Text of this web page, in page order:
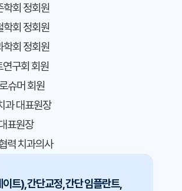
학회 정회원
학회 정회원
학회 정회원
연구회 회원
슈머 회원
과 대표원장
표원장
력 치과의사
트), 간단교정, 간단 임플란트,